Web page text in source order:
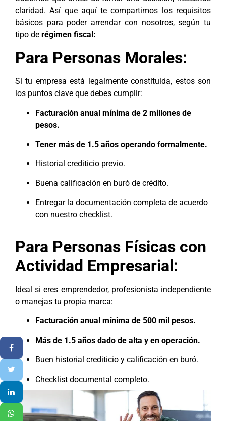
claridad. Así que aquí te compartimos los requisitos
básicos para poder arrendar con nosotros, según tu
tipo de régimen fiscal:
Para Personas Morales:
Si tu empresa está legalmente constituida, estos son
los puntos clave que debes cumplir:
Facturación anual mínima de 2 millones de
pesos.
Tener más de 1.5 años operando formalmente.
Historial crediticio previo.
Buena calificación en buró de crédito.
Entregar la documentación completa de acuerdo
con nuestro checklist.
Para Personas Físicas con
Actividad Empresarial:
Ideal si eres emprendedor, profesionista independiente
o manejas tu propia marca:
Facturación anual mínima de 500 mil pesos.
Más de 1.5 años dado de alta y en operación.
Buen historial crediticio y calificación en buró.
Checklist documental completo.